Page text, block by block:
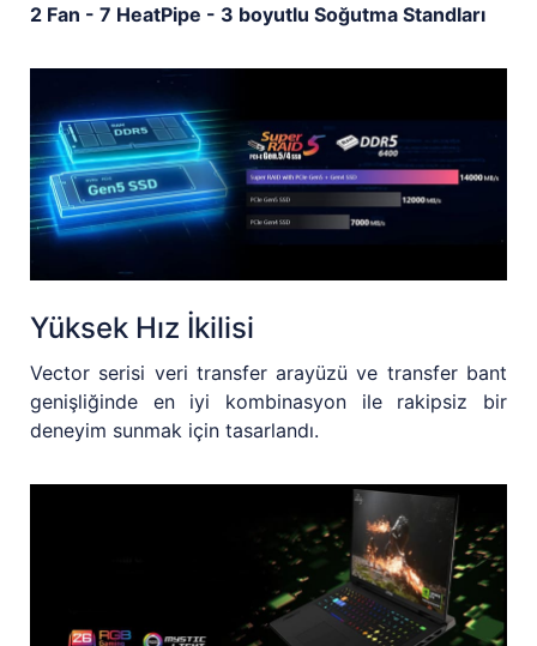
2 Fan - 7 HeatPipe - 3 boyutlu Soğutma Standları
Yüksek Hız İkilisi
Vector serisi veri transfer arayüzü ve transfer bant
genişliğinde en iyi kombinasyon ile rakipsiz bir
deneyim sunmak için tasarlandı.